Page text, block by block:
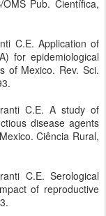
Pub. Científica,
C.E. Application of
for epidemiological
of Mexico. Rev. Sci.
C.E. A study of
disease agents
Ciência Rural,
C.E. Serological
of reproductive